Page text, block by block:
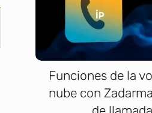
Funciones de la
nube con